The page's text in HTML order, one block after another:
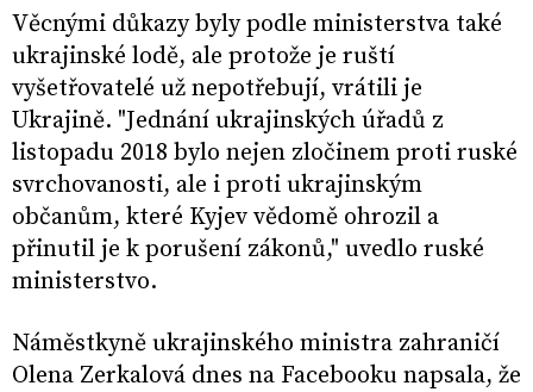
Věcnými důkazy byly podle ministerstva také
ukrajinské lodě, ale protože je ruští
vyšetřovatelé už nepotřebují, vrátili je
Ukrajině. "Jednání ukrajinských úřadů z
listopadu 2018 bylo nejen zločinem proti ruské
svrchovanosti, ale i proti ukrajinským
občanům, které Kyjev vědomě ohrozil a
přinutil je k porušení zákonů," uvedlo ruské
ministerstvo.
Náměstkyně ukrajinského ministra zahraničí
Olena Zerkalová dnes na Facebooku napsala, že